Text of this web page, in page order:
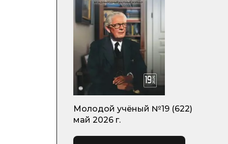
Молодой учёный №19 (622)
май 2026 г.